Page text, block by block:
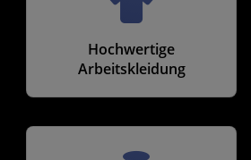
Hochwertige
Arbeitskleidung